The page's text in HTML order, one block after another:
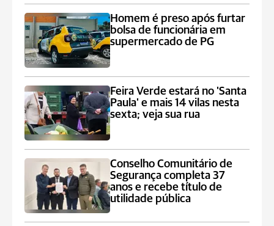
Homem é preso após furtar
bolsa de funcionária em
supermercado de PG
Feira Verde estará no 'Santa
Paula' e mais 14 vilas nesta
sexta; veja sua rua
Conselho Comunitário de
Segurança completa 37
anos e recebe título de
utilidade pública